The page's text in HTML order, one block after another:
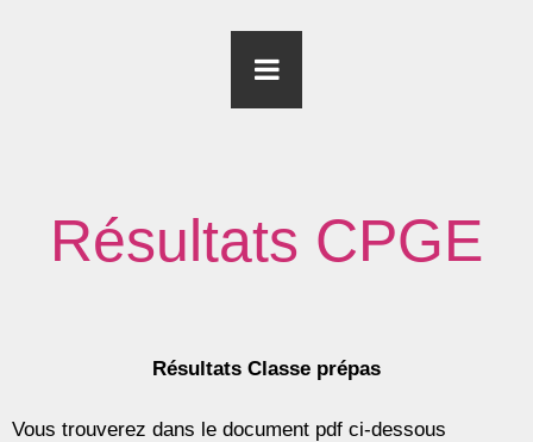
Résultats CPGE
Résultats Classe prépas
Vous trouverez dans le document pdf ci-dessous